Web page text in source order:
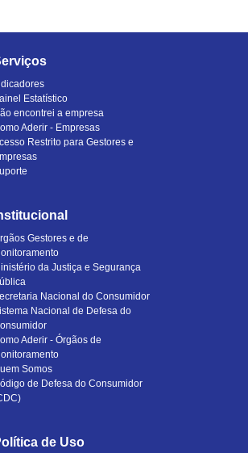
Estatístico
encontrei a empresa
Aderir - Empresas
Restrito para Gestores e
Gestores e de
da Justiça e Segurança
Nacional do Consumidor
Nacional de Defesa do
Aderir - Órgãos de
Somos
de Defesa do Consumidor
de Uso